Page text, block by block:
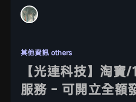
其他資訊 others
【光連科技】淘
服務 - 可開立全額